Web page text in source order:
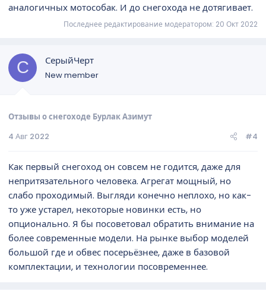
аналогичных мотособак. И до снегохода не дотягивает.
Последнее редактирование модератором: 20 Окт 2022
С СерыйЧерт
New member
Отзывы о снегоходе Бурлак Азимут
4 Авг 2022
#4
Как первый снегоход он совсем не годится, даже для
непритязательного человека. Агрегат мощный, но
слабо проходимый. Выгляди конечно неплохо, но как-
то уже устарел, некоторые новинки есть, но
опционально. Я бы посоветовал обратить внимание на
более современные модели. На рынке выбор моделей
большой где и обвес посерьёзнее, даже в базовой
комплектации, и технологии посовременнее.